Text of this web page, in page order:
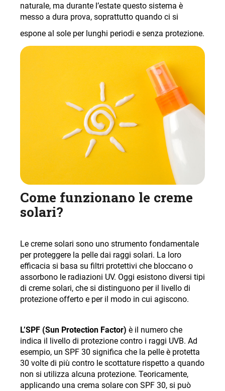
naturale, ma durante l’estate questo sistema è
messo a dura prova, soprattutto quando ci si
espone al sole per lunghi periodi e senza protezione.
Come funzionano le creme
solari?
Le creme solari sono uno strumento fondamentale
per proteggere la pelle dai raggi solari. La loro
efficacia si basa su filtri protettivi che bloccano o
assorbono le radiazioni UV. Oggi esistono diversi tipi
di creme solari, che si distinguono per il livello di
protezione offerto e per il modo in cui agiscono.
L’SPF (Sun Protection Factor) è il numero che
indica il livello di protezione contro i raggi UVB. Ad
esempio, un SPF 30 significa che la pelle è protetta
30 volte di più contro le scottature rispetto a quando
non si utilizza alcuna protezione. Teoricamente,
applicando una crema solare con SPF 30, si può